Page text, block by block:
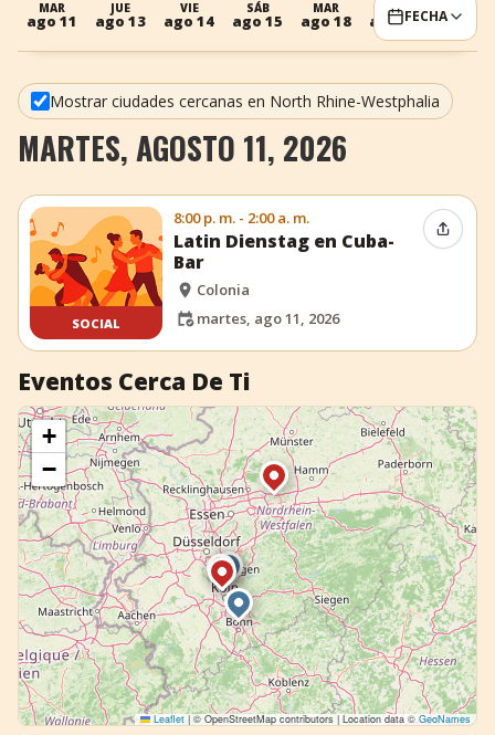
+ Añadir evento
MAR
ago 11
JUE
ago 13
VIE
ago 14
SÁB
ago 15
MAR
ago 18
MIÉ
ago 19 ago 20
FECHA
Mostrar ciudades cercanas en North Rhine-Westphalia
MARTES, AGOSTO 11, 2026
SOCIAL
8:00 p. m. - 2:00 a. m.
Latin Dienstag en Cuba-
Bar
Colonia
martes, ago 11, 2026
Eventos Cerca De Ti
+
−
Leaflet |© OpenStreetMap contributors | Location data ©GeoNames